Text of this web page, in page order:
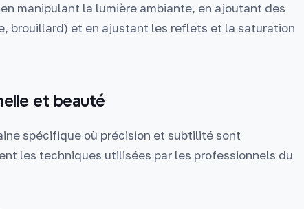
manipulant la lumière ambiante, en ajoutant des
brouillard) et en ajustant les reflets et la saturation
et beauté
spécifique où précision et subtilité sont
les techniques utilisées par les professionnels du